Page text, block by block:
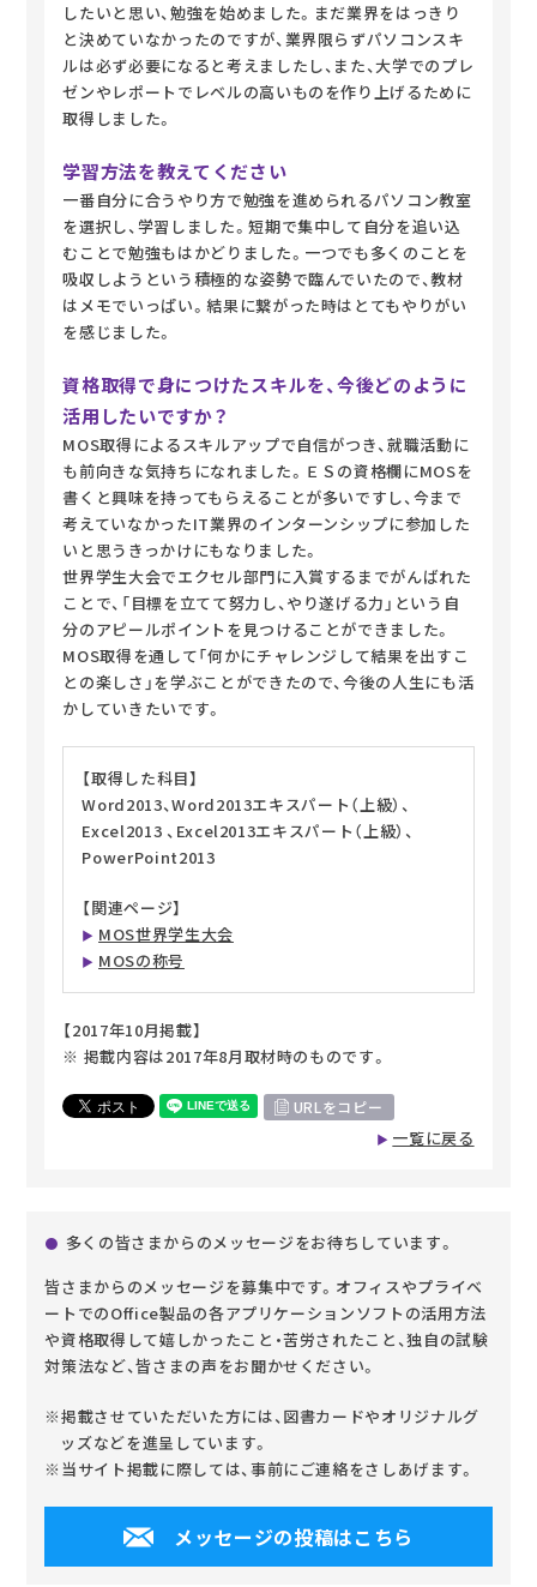
したいと思い、勉強を始めました。まだ業界をはっきり
と決めていなかったのですが、業界限らずパソコンスキ
ルは必ず必要になると考えましたし、また、大学でのプレ
ゼンやレポートでレベルの高いものを作り上げるために
取得しました。
学習方法を教えてください
一番自分に合うやり方で勉強を進められるパソコン教室
を選択し、学習しました。短期で集中して自分を追い込
むことで勉強もはかどりました。一つでも多くのことを
吸収しようという積極的な姿勢で臨んでいたので、教材
はメモでいっぱい。結果に繋がった時はとてもやりがい
を感じました。
資格取得で身につけたスキルを、今後どのように
活用したいですか？
MOS取得によるスキルアップで自信がつき、就職活動に
も前向きな気持ちになれました。ＥＳの資格欄にMOSを
書くと興味を持ってもらえることが多いですし、今まで
考えていなかったIT業界のインターンシップに参加した
いと思うきっかけにもなりました。
世界学生大会でエクセル部門に入賞するまでがんばれた
ことで、「目標を立てて努力し、やり遂げる力」という自
分のアピールポイントを見つけることができました。
MOS取得を通して「何かにチャレンジして結果を出すこ
との楽しさ」を学ぶことができたので、今後の人生にも活
かしていきたいです。
【取得した科目】
Word2013、Word2013エキスパート（上級）、
Excel2013 、Excel2013エキスパート（上級）、
PowerPoint2013
【関連ページ】
MOS世界学生大会
MOSの称号
【2017年10月掲載】
※ 掲載内容は2017年8月取材時のものです。
URLをコピー
一覧に戻る
多くの皆さまからのメッセージをお待ちしています。
皆さまからのメッセージを募集中です。オフィスやプライベ
ートでのOffice製品の各アプリケーションソフトの活用方法
や資格取得して嬉しかったこと・苦労されたこと、独自の試験
対策法など、皆さまの声をお聞かせください。
※掲載させていただいた方には、図書カードやオリジナルグ
ッズなどを進呈しています。
※当サイト掲載に際しては、事前にご連絡をさしあげます。
メッセージの投稿はこちら